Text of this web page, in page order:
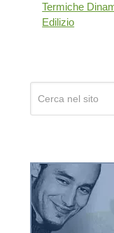
Termiche
Edilizio